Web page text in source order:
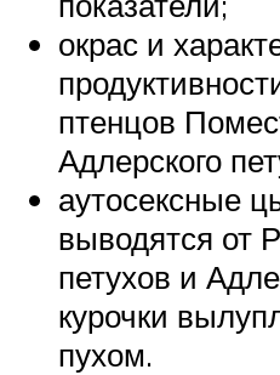
окрас и
птенцов
Адлерского
аутосексные
выводятся от
петухов и
курочки
пухом.